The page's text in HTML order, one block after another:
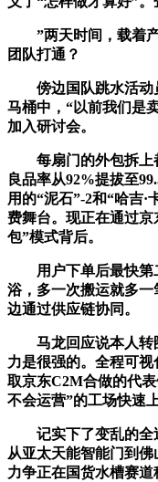
”两天时间，载着产
团队打通？
傍边国队跳水活动员
马桶中，“以前我们是
加入研讨会。
每扇门的外包拆上都
良品率从92%提拔至
用的“泥石”-2和“哈吉
费舞台。现正在通过
包”模式背后。
用户下单后最快第二
浴，多一次搬运就多
边通过供应链协同。
马龙回应说本人转圈
力是很强的。全程可
取京东C2M合做的代
不会运营”的工场快速
记实下了变乱的全过
从亚太天能智能门到
力争正在国货水槽赛